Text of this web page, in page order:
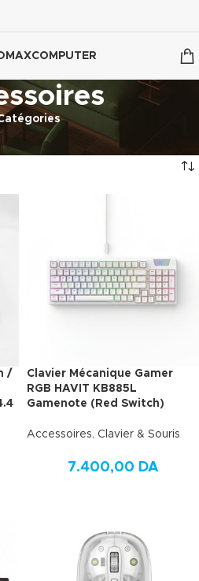
Affichage de 1–12 sur 72 résultats
/
Clavier Mécanique Gamer
RGB HAVIT KB885L
Gamenote (Red Switch)
Accessoires, Clavier & Souris
7.400,00 DA